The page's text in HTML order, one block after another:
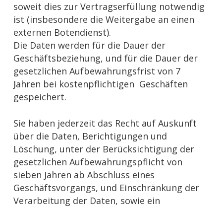
soweit dies zur Vertragserfüllung notwendig
ist (insbesondere die Weitergabe an einen
externen Botendienst).
Die Daten werden für die Dauer der
Geschäftsbeziehung, und für die Dauer der
gesetzlichen Aufbewahrungsfrist von 7
Jahren bei kostenpflichtigen Geschäften
gespeichert.
Sie haben jederzeit das Recht auf Auskunft
über die Daten, Berichtigungen und
Löschung, unter der Berücksichtigung der
gesetzlichen Aufbewahrungspflicht von
sieben Jahren ab Abschluss eines
Geschäftsvorgangs, und Einschränkung der
Verarbeitung der Daten, sowie ein